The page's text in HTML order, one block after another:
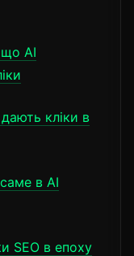
що AI
кліки в
в AI
SEO в епоху